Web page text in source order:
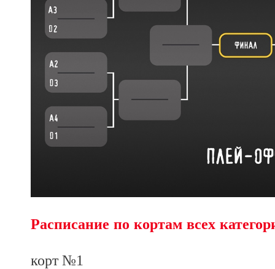
Расписание по кортам всех
корт №1